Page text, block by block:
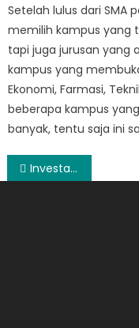
Setelah lulus dari SMA
memilih kampus yang
tapi juga jurusan yang
kampus yang
Ekonomi, Farmasi,
beberapa kampus
banyak, tentu saja ini
Post
Investasi Fashion dengan Gelang Emas Kekinian Mondial: Kenali Model dan Harga Terbaru